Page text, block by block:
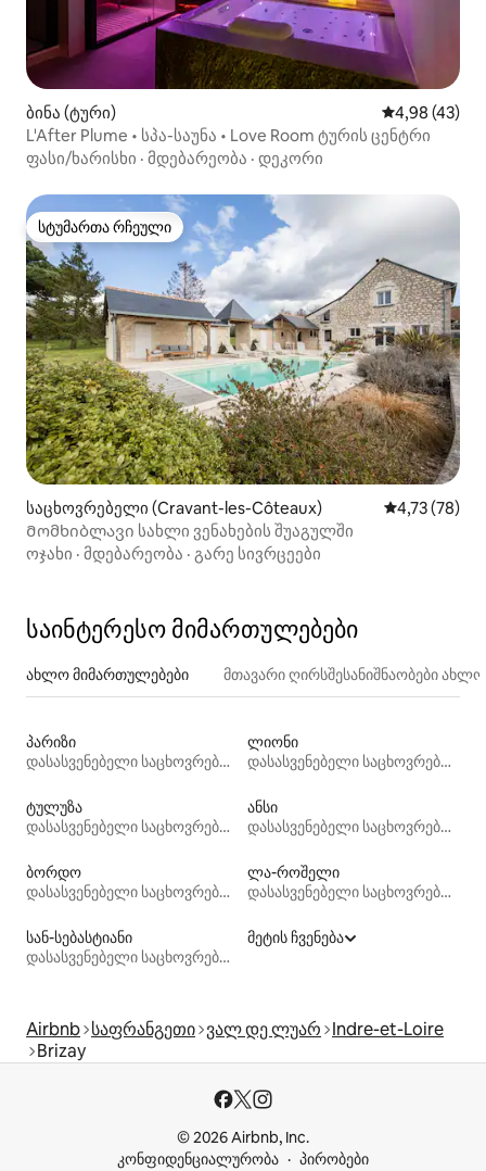
ბინა (ტური) საშუალო
4,98 (43)
L'After Plume • სპა-საუნა • Love Room ტურის ცენტრი
ფასი/ხარისხი · მდებარეობა · დეკორი
სტუმართა რჩეული
სტუმართა რჩეული
საცხოვრებელი (Cravant-les-Côteaux) საშუალო
4,73 (78)
Მომხიბლავი სახლი ვენახების შუაგულში
ოჯახი · მდებარეობა · გარე სივრცეები
საინტერესო მიმართულებები
ახლო მიმართულებები მთავარი ღირსშესანიშნაობები
პარიზი
დასასვენებელი საცხოვრებლები
ლიონი
დასასვენებელი საცხოვრებლები
ტულუზა
დასასვენებელი საცხოვრებლები
ანსი
დასასვენებელი საცხოვრებლები
ბორდო
დასასვენებელი საცხოვრებლები
ლა-როშელი
დასასვენებელი საცხოვრებლები
სან-სებასტიანი
დასასვენებელი საცხოვრებლები
მეტის ჩვენება
Airbnb საფრანგეთი ვალ დე ლუარ Indre-et-Loire
Brizay
© 2026 Airbnb, Inc.
კონფიდენციალურობა
პირობები